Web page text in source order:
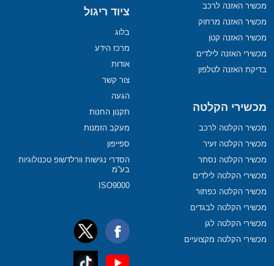
מכשיר האזנה לרכב
מכשיר האזנה מרחוק
מכשיר האזנה קטן
מכשירי האזנה לילדים
בדיקת האזנה לטלפון
מכשירי הקלטה
מכשיר הקלטה לרכב
מכשיר הקלטה זעיר
מכשיר הקלטה נסתר
מכשירי הקלטה לילדים
מכשיר הקלטה כפתור
מכשירי הקלטה לבגדים
מכשירי הקלטה לגן
מכשירי הקלטה מקצועיים
ציוד ריגול
בלוג
מרכז הידע
אודות
צור קשר
הגעה
תקנון החנות
מעקב הזמנות
ספייפון
הסדרי נגישות וורלדשופ טכנולוגיות
בע”מ
ISO9000